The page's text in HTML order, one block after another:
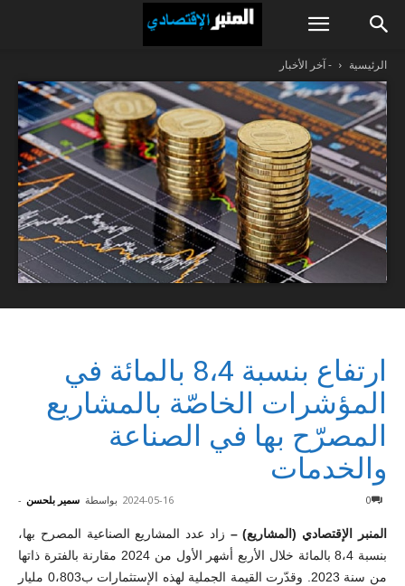
الرئيسية - آخر الأخبار
ارتفاع بنسبة 8،4 بالمائة في
المؤشرات الخاصّة بالمشاريع
المصرّح بها في الصناعة
والخدمات
بواسطة سمير بلحسن - 2024-05-16 0
المنبر الإقتصادي (المشاريع) – زاد عدد المشاريع الصناعية المصرح بها،
بنسبة 8،4 بالمائة خلال الأربع أشهر الأول من 2024 مقارنة بالفترة ذاتها
من سنة 2023. وقدّرت القيمة الجملية لهذه الإستثمارات ب0،803 مليار